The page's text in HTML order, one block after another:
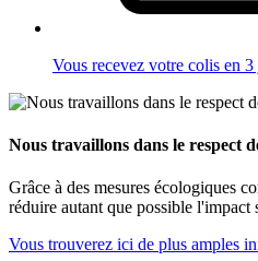
Vous recevez votre colis en
Nous travaillons dans le respect
Grâce à des mesures écologiques
réduire autant que possible l'impact
Vous trouverez ici de plus amples